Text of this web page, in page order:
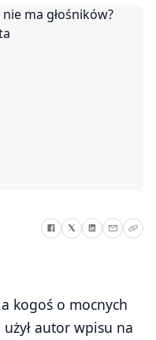
kogoś o mocnych
autor wpisu na